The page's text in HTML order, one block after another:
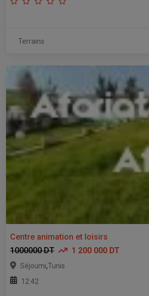
Terrains
Centre animation et loisirs
1000000 DT
1 200 000 DT
Séjoumi,Tunis
12:42